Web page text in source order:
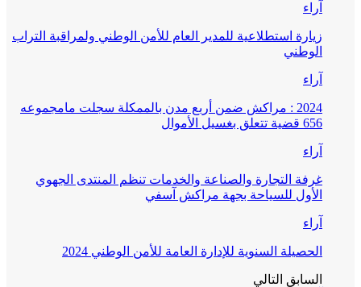
آراء
زيارة استطلاعية للمدير العام للأمن الوطني ولمراقبة التراب
الوطني
آراء
2024 : مراكش ضمن أربع مدن بالممكلة سجلت مامجموعه
656 قضية تتعلق بغسيل الأموال
آراء
غرفة التجارة والصناعة والخدمات تنظم المنتدى الجهوي
الأول للسياحة بجهة مراكش آسفي
آراء
الحصيلة السنوية للإدارة العامة للأمن الوطني 2024
السابق التالي